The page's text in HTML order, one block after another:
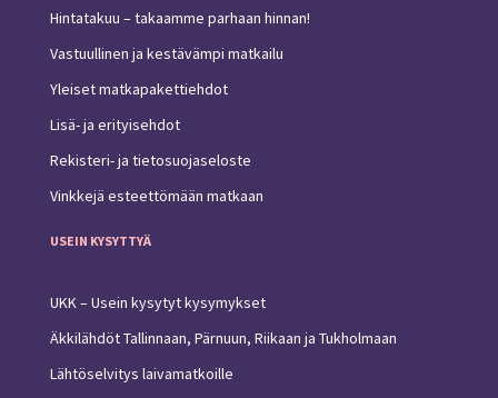
Hintatakuu – takaamme parhaan hinnan!
Vastuullinen ja kestävämpi matkailu
Yleiset matkapakettiehdot
Lisä- ja erityisehdot
Rekisteri- ja tietosuojaseloste
Vinkkejä esteettömään matkaan
USEIN KYSYTTYÄ
UKK – Usein kysytyt kysymykset
Äkkilähdöt Tallinnaan, Pärnuun, Riikaan ja Tukholmaan
Lähtöselvitys laivamatkoille